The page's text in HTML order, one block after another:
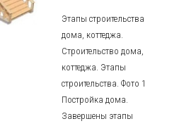
Этапы строительства
дома, коттеджа.
Строительство дома,
коттеджа. Этапы
строительства. Фото 1
Постройка дома.
Завершены этапы